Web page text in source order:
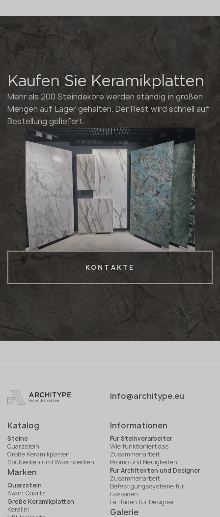
Kaufen Sie Keramikplatten
Mehr als 200 Steindekore werden ständig in großen
Mengen auf Lager gehalten. Der Rest wird schnell auf
Bestellung geliefert.
KONTAKTE
info@architype.eu
Katalog
Steine
Quarzstein
Große Keramikplatten
Spülbecken und Waschbecken
Marken
Quarzstein
Avant Quartz
Große Keramikplatten
Keralini
Informationen
Für Steinverarbeiter
Wie funktioniert das
Zusammenarbeit
Promo und Neuigkeiten
Für Architekten und Designer
Zusammenarbeit
Befestigungssysteme für
Fassaden
Leitfaden für Designer
Galerie